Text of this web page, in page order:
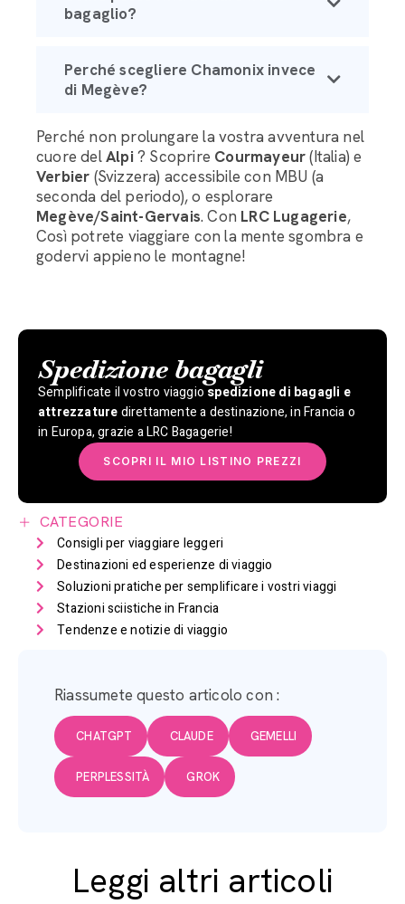
bagaglio?
Perché scegliere Chamonix invece
di Megève?
Perché non prolungare la vostra avventura nel
cuore delAlpi ? Scoprire Courmayeur(Italia) e
Verbier (Svizzera) accessibile con MBU (a
seconda del periodo), o esplorare
Megève/Saint-Gervais. Con LRC Lugagerie,
Così potrete viaggiare con la mente sgombra e
godervi appieno le montagne!
Riassumete questo articolo con :
CHATGPT CLAUDE GEMELLI
PERPLESSITÀ GROK
CATEGORIE
Consigli per viaggiare leggeri
Destinazioni ed esperienze di viaggio
Soluzioni pratiche per semplificare i vostri viaggi
Stazioni sciistiche in Francia
Tendenze e notizie di viaggio
Spedizione bagagli
Semplificate il vostro viaggio spedizione di bagagli e
attrezzaturedirettamente a destinazione, in Francia o
in Europa, grazie a LRC Bagagerie!
SCOPRI IL MIO LISTINO PREZZI
Leggi altri articoli